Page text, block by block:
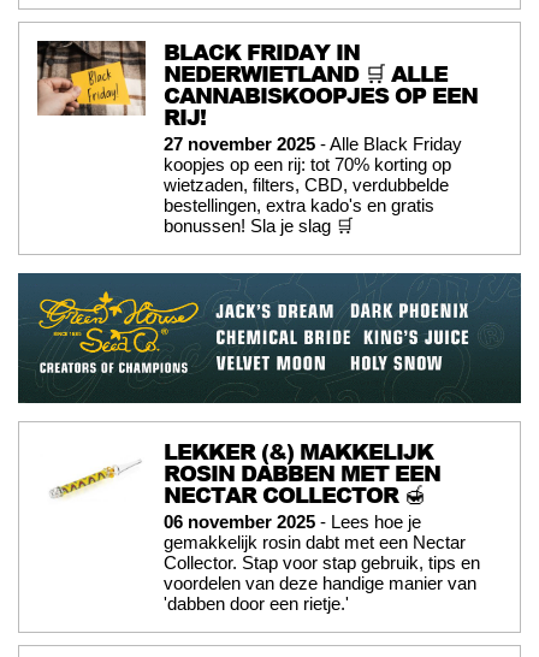
BLACK FRIDAY IN
NEDERWIETLAND 🛒 ALLE
CANNABISKOOPJES OP EEN
RIJ!
27 november 2025 - Alle Black Friday
koopjes op een rij: tot 70% korting op
wietzaden, filters, CBD, verdubbelde
bestellingen, extra kado's en gratis
bonussen! Sla je slag 🛒
LEKKER (&) MAKKELIJK
ROSIN DABBEN MET EEN
NECTAR COLLECTOR 🍯
06 november 2025 - Lees hoe je
gemakkelijk rosin dabt met een Nectar
Collector. Stap voor stap gebruik, tips en
voordelen van deze handige manier van
'dabben door een rietje.'